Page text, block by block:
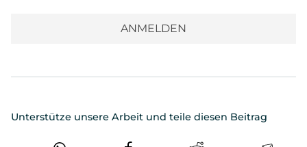
Unterstütze unsere Arbeit und teile diesen Beitrag